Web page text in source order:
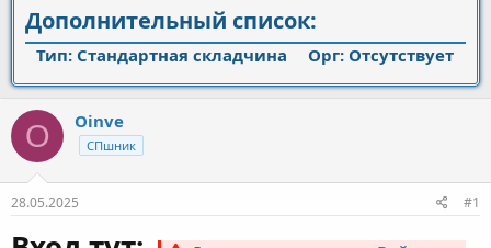
Дополнительный список:
Тип: Стандартная складчина Орг: Отсутствует
O Oinve
СПшник
28.05.2025 #1